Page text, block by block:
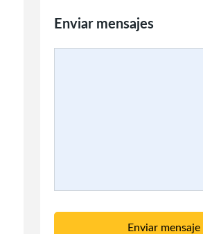
Enviar mensajes
Enviar mensaje